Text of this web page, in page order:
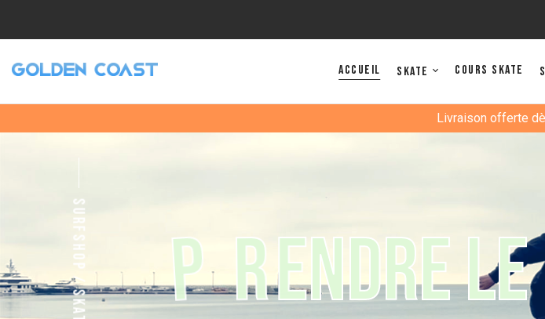
Accueil Skate Cours Skate
Livraison offerte
APPRENDRELE
SURFSHOP / SKATESHOP